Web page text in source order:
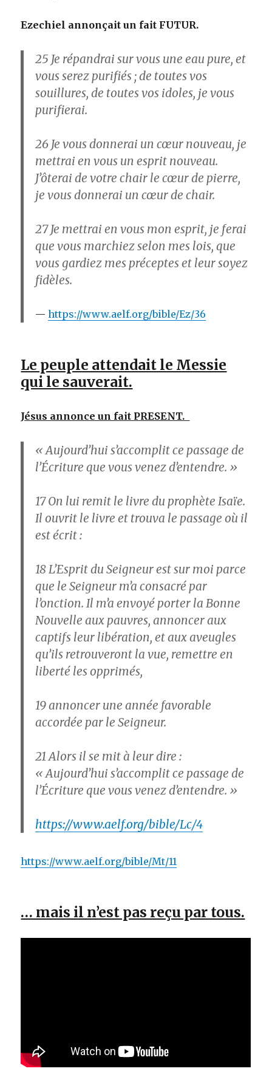
Ezechiel annonçait un fait FUTUR.
25 Je répandrai sur vous une eau pure, et
vous serez purifiés ; de toutes vos
souillures, de toutes vos idoles, je vous
purifierai.
26 Je vous donnerai un cœur nouveau, je
mettrai en vous un esprit nouveau.
J’ôterai de votre chair le cœur de pierre,
je vous donnerai un cœur de chair.
27Je mettrai en vous mon esprit, je ferai
que vous marchiez selon mes lois, que
vous gardiez mes préceptes et leur soyez
fidèles.
https://www.aelf.org/bible/Ez/36
Le peuple attendait le Messie
qui le sauverait.
Jésus annonce un fait PRESENT.
« Aujourd’hui s’accomplit ce passage de
l’Écriture que vous venez d’entendre. »
17On lui remit le livre du prophète Isaïe.
Il ouvrit le livre et trouva le passage où il
est écrit :
18L’Esprit du Seigneur est sur moi parce
que le Seigneur m’a consacré par
l’onction. Il m’a envoyé porter la Bonne
Nouvelle aux pauvres, annoncer aux
captifs leur libération, et aux aveugles
qu’ils retrouveront la vue, remettre en
liberté les opprimés,
19annoncer une année favorable
accordée par le Seigneur.
21Alors il se mit à leur dire :
« Aujourd’hui s’accomplit ce passage de
l’Écriture que vous venez d’entendre. »
https://www.aelf.org/bible/Lc/4
https://www.aelf.org/bible/Mt/11
… mais il n’est pas reçu par tous.